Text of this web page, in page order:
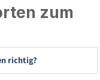
zum
richtig?